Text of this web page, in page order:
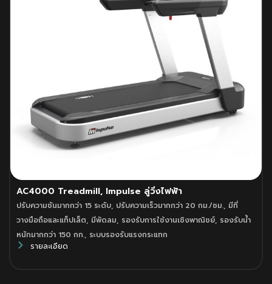
AC4000 Treadmill, Impulse ลู่วิ่งไฟฟ้า
ปรับความชันมากกว่า 15 ระดับ, ปรับความเร็วมากกว่า 20 กม./ชม., มีที่
วางมือถือและแท็ปเล็ต, มีพัดลม, รองรับการใช้งานเชิงพาณิชย์, รองรับน้ำ
หนักมากกว่า 150 กก., ระบบรองรับแรงกระแทก
รายละเอียด